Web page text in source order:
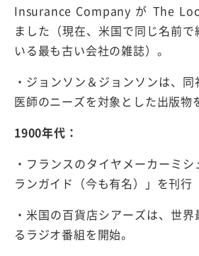
Insurance Company が The
ました（現在、米国で同じ名前
いる最も古い会社の雑誌）。
・ジョンソン＆ジョンソンは、
医師のニーズを対象とした出版物
1900年代：
・フランスのタイヤメーカーミ
ランガイド（今も有名）」を刊行
・米国の百貨店シアーズは、世
るラジオ番組を開始。